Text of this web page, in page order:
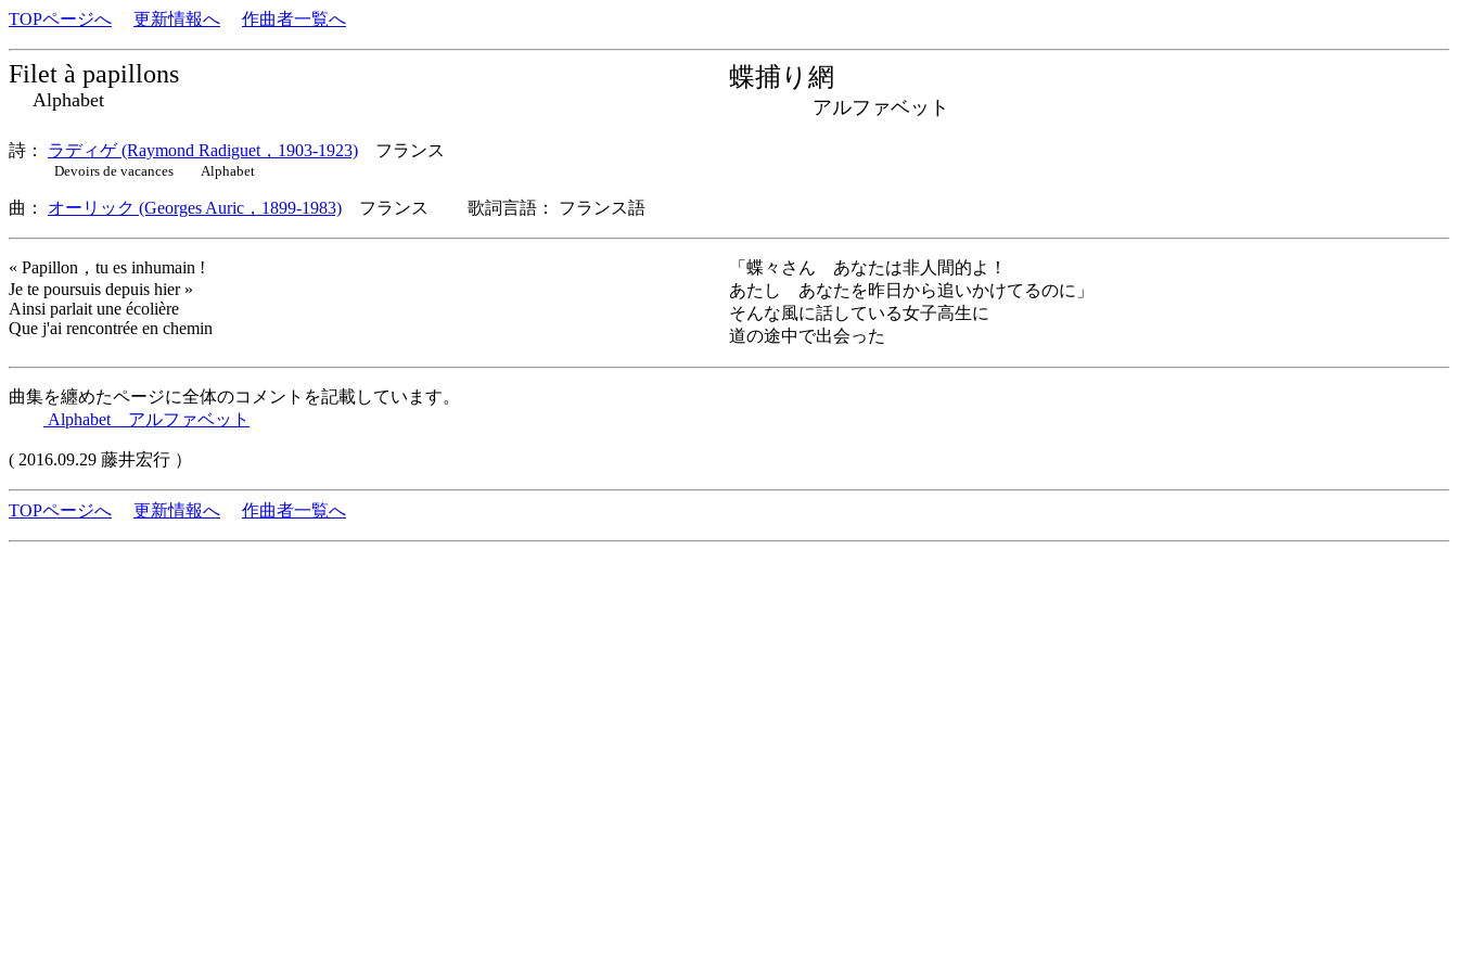
TOPページへ 更新情報へ 作曲者一覧へ
Filet à papillons
Alphabet
蝶捕り網
アルファベット
詩： ラディゲ (Raymond Radiguet，1903-1923) フランス
Devoirs de vacances Alphabet
曲： オーリック (Georges Auric，1899-1983) フランス 歌詞言語： フランス語
« Papillon，tu es inhumain !
Je te poursuis depuis hier »
Ainsi parlait une écolière
Que j'ai rencontrée en chemin
「蝶々さん あなたは非人間的よ！
あたし あなたを昨日から追いかけてるのに」
そんな風に話している女子高生に
道の途中で出会った
曲集を纏めたページに全体のコメントを記載しています。
Alphabet アルファベット
( 2016.09.29 藤井宏行 ）
TOPページへ 更新情報へ 作曲者一覧へ